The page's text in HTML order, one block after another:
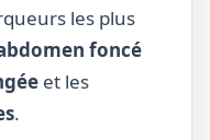
les plus
foncé
et les
.